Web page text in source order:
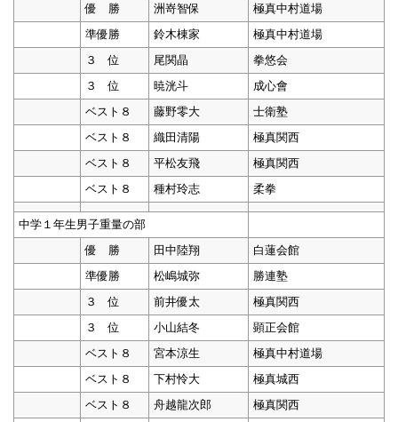
優 勝
洲嵜智保
極真中村道場
準優勝
鈴木棟家
極真中村道場
３ 位
尾関晶
拳悠会
３ 位
暁洸斗
成心會
ベスト８
藤野零大
士衛塾
ベスト８
織田清陽
極真関西
ベスト８
平松友飛
極真関西
ベスト８
種村玲志 柔拳
中学１年生男子重量の部
優 勝
田中陸翔
白蓮会館
準優勝
松嶋城弥
勝連塾
３ 位
前井優太
極真関西
３ 位
小山結冬
顕正会館
ベスト８
宮本涼生
極真中村道場
ベスト８
下村怜大
極真城西
ベスト８
舟越龍次郎 極真関西